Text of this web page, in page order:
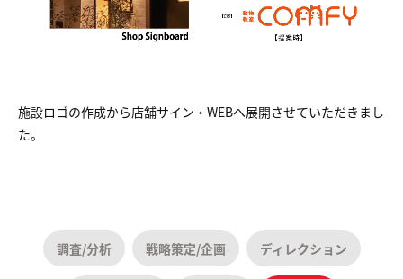
施設ロゴの作成から店舗サイン・WEBへ展開させていただきまし
た。
調査/分析 戦略策定/企画 ディレクション